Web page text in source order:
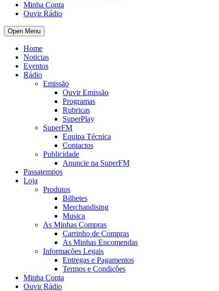
Minha Conta
Ouvir Rádio
Open Menu
Home
Noticias
Eventos
Rádio
Emissão
Ouvir Emissão
Programas
Rubricas
SuperPlay
SuperFM
Equipa Técnica
Contactos
Publicidade
Anuncie na SuperFM
Passatempos
Loja
Produtos
Bilhetes
Merchandising
Musica
As Minhas Compras
Carrinho de Compras
As Minhas Encomendas
Informações Legais
Entregas e Pagamentos
Termos e Condições
Minha Conta
Ouvir Rádio